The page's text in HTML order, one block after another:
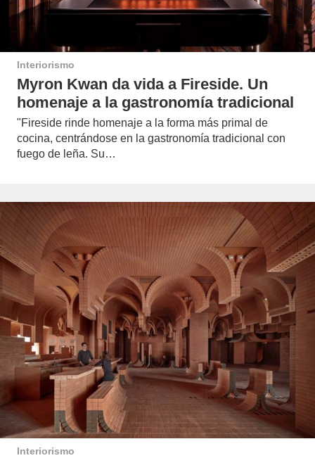
Interiorismo
Myron Kwan da vida a Fireside. Un
homenaje a la gastronomía tradicional
"Fireside rinde homenaje a la forma más primal de
cocina, centrándose en la gastronomía tradicional con
fuego de leña. Su…
Interiorismo